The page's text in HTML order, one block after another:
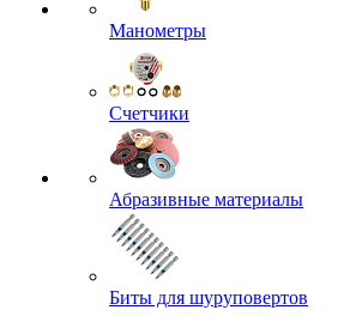
Манометры
Счетчики
Абразивные материалы
Биты для шуруповертов